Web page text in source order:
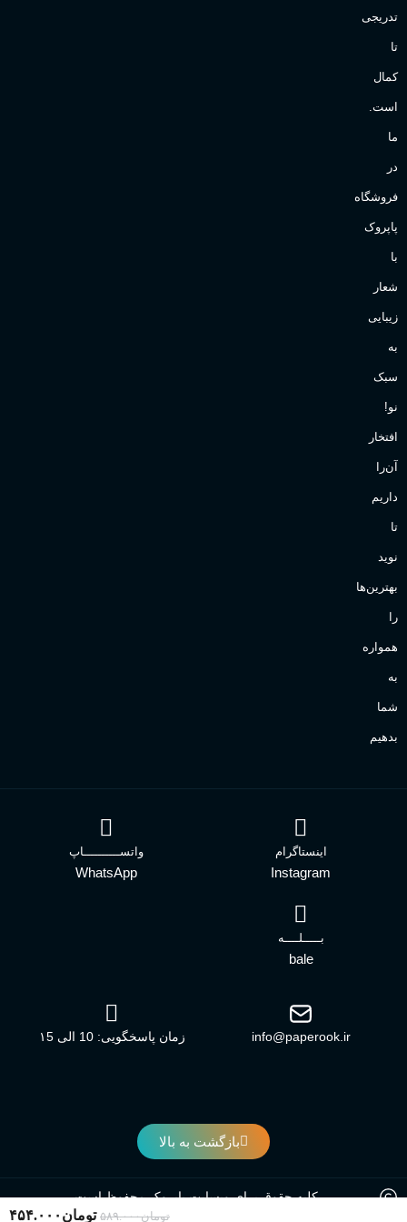
تومان۵۸۹.۰۰۰ تومان ۴۵۴.۰۰۰
تدریجی
تا
کمال
است.
ما
در
فروشگاه
پاپروک
با
شعار
زیبایی
به
سبک
نو!
افتخار
آن‌را
داریم
تا
نوید
بهترین‌ها
را
همواره
به
شما
بدهیم
اینستاگرام
Instagram
واتســــــــــاپ
WhatsApp
بـــــلــــه
bale
info@paperook.ir زمان پاسخگویی: 10 الی ۱5
بازگشت به بالا
کلیه حقوق برای وبسایت پاپروک محفوظ است.